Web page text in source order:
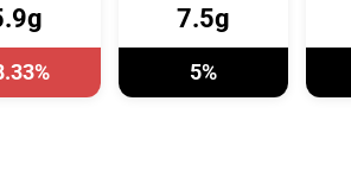
7.5g
5%